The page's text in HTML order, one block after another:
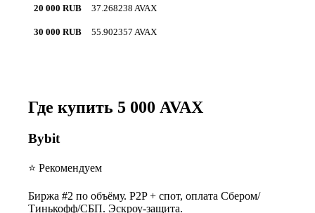
20 000 RUB 37.268238 AVAX
30 000 RUB 55.902357 AVAX
Где купить 5 000 AVAX
Bybit
⭐ Рекомендуем
Биржа #2 по объёму. P2P + спот, оплата Сбером/
Тинькофф/СБП. Эскроу-защита.